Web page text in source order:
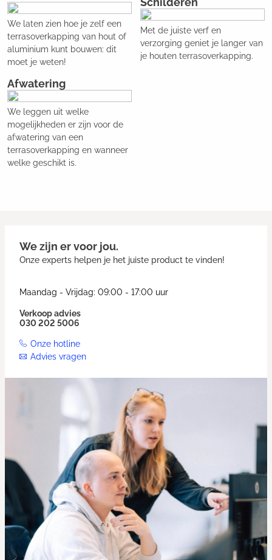
We laten zien hoe je zelf een
terrasoverkapping van hout of
aluminium kunt bouwen: dit
moet je weten!
Met de juiste verf en
verzorging geniet je langer van
je houten terrasoverkapping.
Afwatering
We leggen uit welke
mogelijkheden er zijn voor de
afwatering van een
terrasoverkapping en wanneer
welke geschikt is.
We zijn er voor jou.
Onze experts helpen je het juiste product te vinden!
Maandag - Vrijdag: 09:00 - 17:00 uur
Verkoop advies
030 202 5006
Onze hotline
Advies vragen